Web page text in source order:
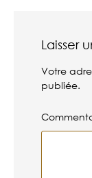
Laisser
Votre
publiée.